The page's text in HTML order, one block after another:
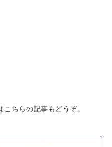
ちらの記事もどうぞ。